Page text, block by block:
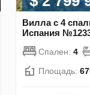
Вилла с 4
Испания
Спален: 4
Площадь: